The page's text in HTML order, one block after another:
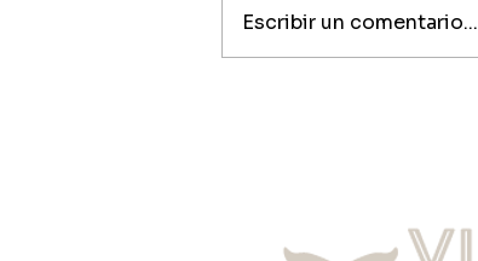
Escribir un comentario...